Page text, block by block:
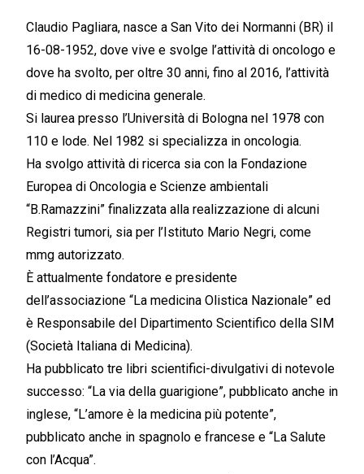
Claudio Pagliara, nasce a San Vito dei Normanni (BR) il
16-08-1952, dove vive e svolge l ’attività di oncologo e
dove ha svolto, per oltre 30 anni, fino al 2016, l ’attività
di medico di medicina generale.
Si laurea presso l ’Università di Bologna nel 1978 con
110 e lode. Nel 1982 si specializza in oncologia.
Ha svolgo attività di ricerca sia con la Fondazione
Europea di Oncologia e Scienze ambientali
“B.Ramazzini” finalizzata alla realizzazione di alcuni
Registri tumori, sia per l ’ Istituto Mario Negri, come
mmg autorizzato.
È attualmente fondatore e presidente
dell ’associazione “La medicina Olistica Nazionale” ed
è Responsabile del Dipartimento Scientifico della SIM
(Società Italiana di Medicina).
Ha pubblicato tre libri scientifici-divulgativi di notevole
successo: “La via della guarigione”, pubblicato anche in
inglese, “L’amore è la medicina più potente”,
pubblicato anche in spagnolo e francese e “La Salute
con l ’Acqua”.